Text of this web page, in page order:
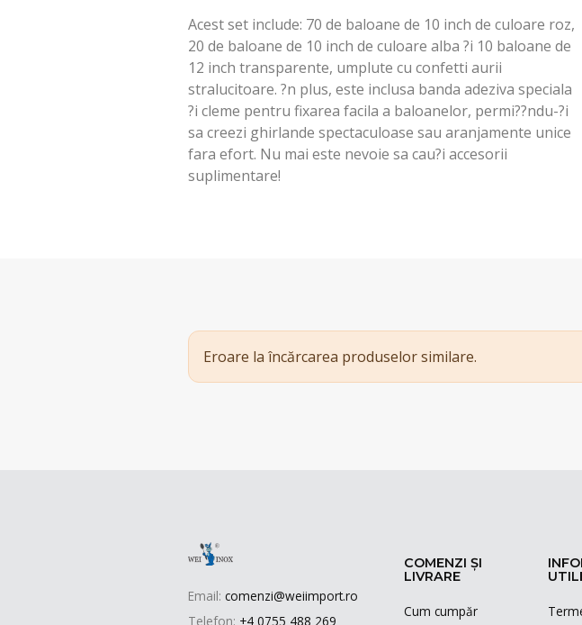
Acest set include: 70 de baloane de 10 inch de culoare roz,
20 de baloane de 10 inch de culoare alba ?i 10 baloane de
12 inch transparente, umplute cu confetti aurii
stralucitoare. ?n plus, este inclusa banda adeziva speciala
?i cleme pentru fixarea facila a baloanelor, permi??ndu-?i
sa creezi ghirlande spectaculoase sau aranjamente unice
fara efort. Nu mai este nevoie sa cau?i accesorii
suplimentare!
Eroare la încărcarea produselor similare.
Email: comenzi@weiimport.ro
Telefon: +4 0755 488 269
COMENZI ȘI
LIVRARE
Cum cumpăr